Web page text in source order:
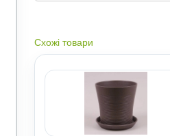
Схожі товари